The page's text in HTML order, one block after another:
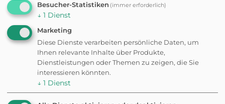
Hotel Schweizerhof Luzern
Besucher-Statistiken (immer erforderlich)
↓ 1 Dienst
Marketing
Diese Dienste verarbeiten persönliche Daten, um
Ihnen relevante Inhalte über Produkte,
Dienstleistungen oder Themen zu zeigen, die Sie
interessieren könnten.
↓ 1 Dienst